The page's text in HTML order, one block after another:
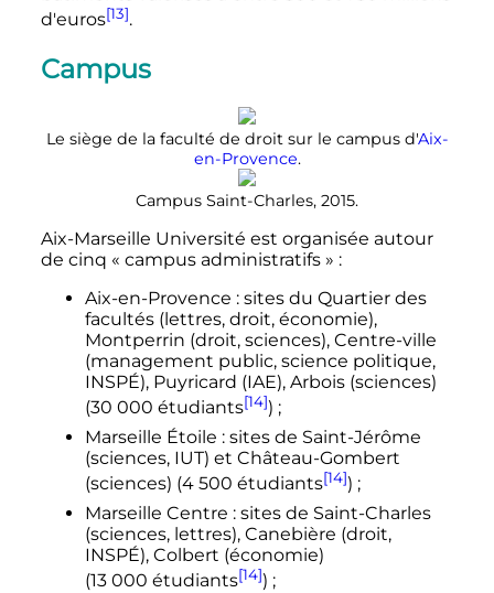
d'euros[13].
Campus
Le siège de la faculté de droit sur le campus d'Aix-
en-Provence.
Campus Saint-Charles, 2015.
Aix-Marseille Université est organisée autour
de cinq « campus administratifs » :
Aix-en-Provence : sites du Quartier des
facultés (lettres, droit, économie),
Montperrin (droit, sciences), Centre-ville
(management public, science politique,
INSPÉ), Puyricard (IAE), Arbois (sciences)
(30 000 étudiants[14]) ;
Marseille Étoile : sites de Saint-Jérôme
(sciences, IUT) et Château-Gombert
(sciences) (4 500 étudiants[14]) ;
Marseille Centre : sites de Saint-Charles
(sciences, lettres), Canebière (droit,
INSPÉ), Colbert (économie)
(13 000 étudiants[14]) ;